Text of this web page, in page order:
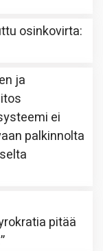
osinkovirta:
ja
ei
palkinnolta
pitää
”